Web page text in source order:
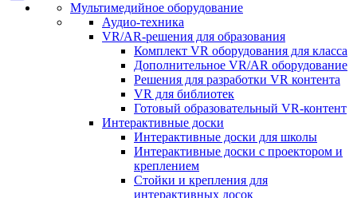
Мультимедийное оборудование
Аудио-техника
VR/AR-решения для образования
Комплект VR оборудования для класса
Дополнительное VR/AR оборудование
Решения для разработки VR контента
VR для библиотек
Готовый образовательный VR-контент
Интерактивные доски
Интерактивные доски для школы
Интерактивные доски с проектором и
креплением
Стойки и крепления для
интерактивных досок